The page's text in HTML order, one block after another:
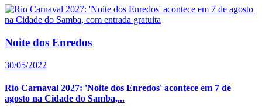
Noite dos Enredos
30/05/2022
Rio Carnaval 2027: 'Noite dos Enredos' acontece em 7 de
agosto na Cidade do Samba,...